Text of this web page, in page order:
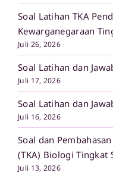
Soal Latihan TKA
Kewarganegaraan
Juli 26, 2026
Soal Latihan dan
Juli 17, 2026
Soal Latihan dan
Juli 16, 2026
Soal dan
(TKA) Biologi Tingkat
Juli 13, 2026